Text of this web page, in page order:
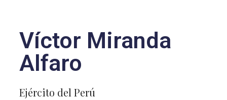
Víctor Miranda
Alfaro
Ejército del Perú